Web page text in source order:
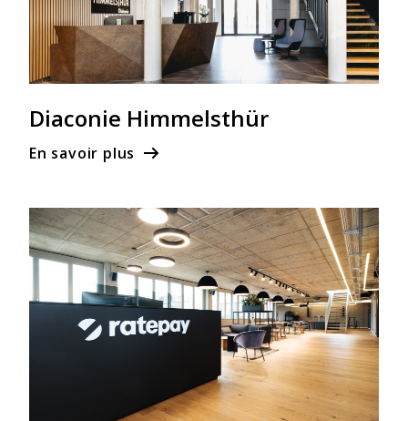
Diaconie Himmelsthür
En savoir plus